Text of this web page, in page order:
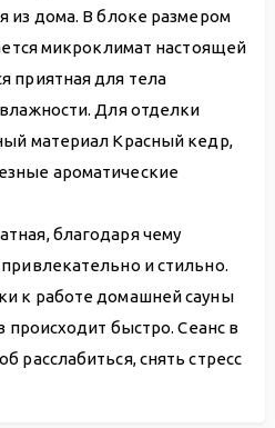
из дома. В блоке размером
микроклимат настоящей
приятная для тела
Для отделки
материал Красный кедр,
ароматические
благодаря чему
и стильно.
к работе домашней сауны
происходит быстро. Сеанс в
расслабиться, снять стресс